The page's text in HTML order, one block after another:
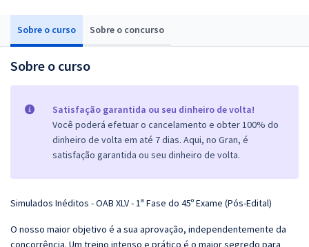
Sobre o curso Sobre o concurso
Sobre o curso
Satisfação garantida ou seu dinheiro de volta!
Você poderá efetuar o cancelamento e obter 100% do
dinheiro de volta em até 7 dias. Aqui, no Gran, é
satisfação garantida ou seu dinheiro de volta.
Simulados Inéditos - OAB XLV - 1ª Fase do 45º Exame (Pós-Edital)
O nosso maior objetivo é a sua aprovação, independentemente da
concorrência. Um treino intenso e prático é o maior segredo para